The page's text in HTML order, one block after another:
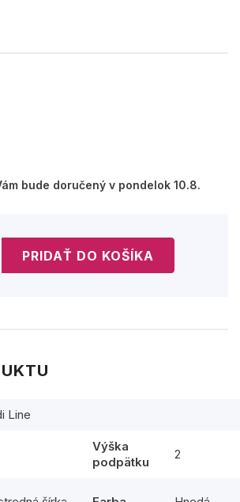
bude doručený v pondelok 10.8.
Line
Výška
podpätku
2